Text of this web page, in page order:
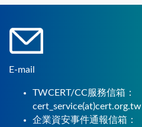
E-mail
TWCERT/CC服務信箱：
cert_service(at)cert.org.tw
企業資安事件通報信箱：